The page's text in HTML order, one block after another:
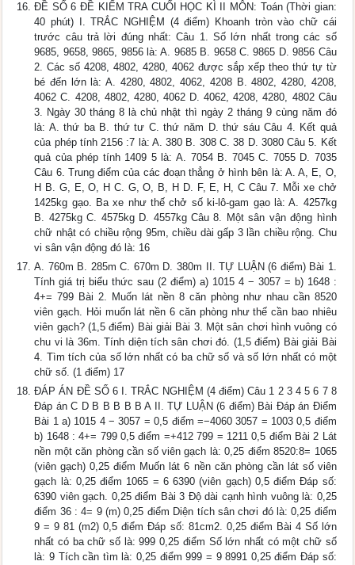
ĐỀ SỐ 6 ĐỀ KIỂM TRA CUỐI HỌC KÌ II MÔN: Toán (Thời gian:
40 phút) I. TRẮC NGHIỆM (4 điểm) Khoanh tròn vào chữ cái
trước câu trả lời đúng nhất: Câu 1. Số lớn nhất trong các số
9685, 9658, 9865, 9856 là: A. 9685 B. 9658 C. 9865 D. 9856 Câu
2. Các số 4208, 4802, 4280, 4062 được sắp xếp theo thứ tự từ
bé đến lớn là: A. 4280, 4802, 4062, 4208 B. 4802, 4280, 4208,
4062 C. 4208, 4802, 4280, 4062 D. 4062, 4208, 4280, 4802 Câu
3. Ngày 30 tháng 8 là chủ nhật thì ngày 2 tháng 9 cùng năm đó
là: A. thứ ba B. thứ tư C. thứ năm D. thứ sáu Câu 4. Kết quả
của phép tính 2156 :7 là: A. 380 B. 308 C. 38 D. 3080 Câu 5. Kết
quả của phép tính 1409 5 là: A. 7054 B. 7045 C. 7055 D. 7035
Câu 6. Trung điểm của các đoạn thẳng ở hình bên là: A. A, E, O,
H B. G, E, O, H C. G, O, B, H D. F, E, H, C Câu 7. Mỗi xe chở
1425kg gạo. Ba xe như thế chở số ki-lô-gam gạo là: A. 4257kg
B. 4275kg C. 4575kg D. 4557kg Câu 8. Một sân vận động hình
chữ nhật có chiều rộng 95m, chiều dài gấp 3 lần chiều rộng. Chu
vi sân vận động đó là: 16
A. 760m B. 285m C. 670m D. 380m II. TỰ LUẬN (6 điểm) Bài 1.
Tính giá trị biểu thức sau (2 điểm) a) 1015 4 − 3057 = b) 1648 :
4+= 799 Bài 2. Muốn lát nền 8 căn phòng như nhau cần 8520
viên gạch. Hỏi muốn lát nền 6 căn phòng như thế cần bao nhiêu
viên gạch? (1,5 điểm) Bài giải Bài 3. Một sân chơi hình vuông có
chu vi là 36m. Tính diện tích sân chơi đó. (1,5 điểm) Bài giải Bài
4. Tìm tích của số lớn nhất có ba chữ số và số lớn nhất có một
chữ số. (1 điểm) 17
ĐÁP ÁN ĐỀ SỐ 6 I. TRẮC NGHIỆM (4 điểm) Câu 1 2 3 4 5 6 7 8
Đáp án C D B B B B B A II. TỰ LUẬN (6 điểm) Bài Đáp án Điểm
Bài 1 a) 1015 4 − 3057 = 0,5 điểm =−4060 3057 = 1003 0,5 điểm
b) 1648 : 4+= 799 0,5 điểm =+412 799 = 1211 0,5 điểm Bài 2 Lát
nền một căn phòng cần số viên gạch là: 0,25 điểm 8520:8= 1065
(viên gạch) 0,25 điểm Muốn lát 6 nền căn phòng cần lát số viên
gạch là: 0,25 điểm 1065 = 6 6390 (viên gạch) 0,5 điểm Đáp số:
6390 viên gạch. 0,25 điểm Bài 3 Độ dài cạnh hình vuông là: 0,25
điểm 36 : 4= 9 (m) 0,25 điểm Diện tích sân chơi đó là: 0,25 điểm
9 = 9 81 (m2) 0,5 điểm Đáp số: 81cm2. 0,25 điểm Bài 4 Số lớn
nhất có ba chữ số là: 999 0,25 điểm Số lớn nhất có một chữ số
là: 9 Tích cần tìm là: 0,25 điểm 999 = 9 8991 0,25 điểm Đáp số: